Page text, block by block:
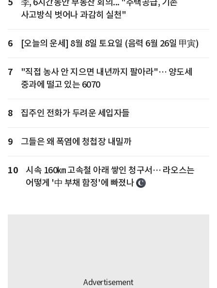
사고방식 벗어나 과감히 실천"
6 [오늘의 운세] 8월 8일 토요일 (음력 6월 26일 甲寅)
7
"직접 농사 안 지으면 내년까지 팔아라"… 양도세
중과에 떨고 있는 6070
8 집주인 전화가 두려운 세입자들
9 그들은 왜 폭염에 청첩장 내밀까
10
시속 160㎞ 고속철 아래 쌓인 청구서… 라오스는
어떻게 '中 부채 함정'에 빠졌나